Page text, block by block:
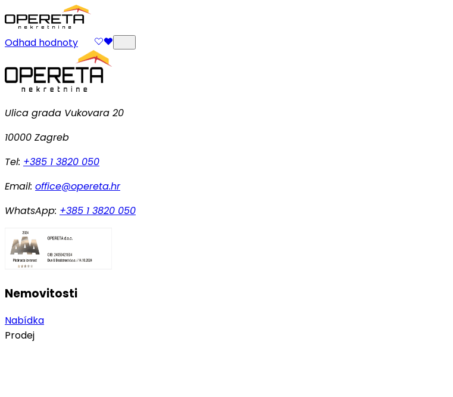
Odhad hodnoty
Ulica grada Vukovara 20
10000 Zagreb
Tel: +385 1 3820 050
Email: office@opereta.hr
WhatsApp: +385 1 3820 050
Nemovitosti
Nabídka
Prodej